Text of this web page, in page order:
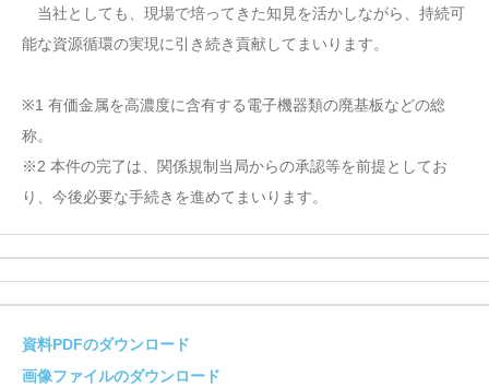
当社としても、現場で培ってきた知見を活かしながら、持続可
能な資源循環の実現に引き続き貢献してまいります。
※1 有価金属を高濃度に含有する電子機器類の廃基板などの総
称。
※2 本件の完了は、関係規制当局からの承認等を前提としてお
り、今後必要な手続きを進めてまいります。
資料PDFのダウンロード
画像ファイルのダウンロード